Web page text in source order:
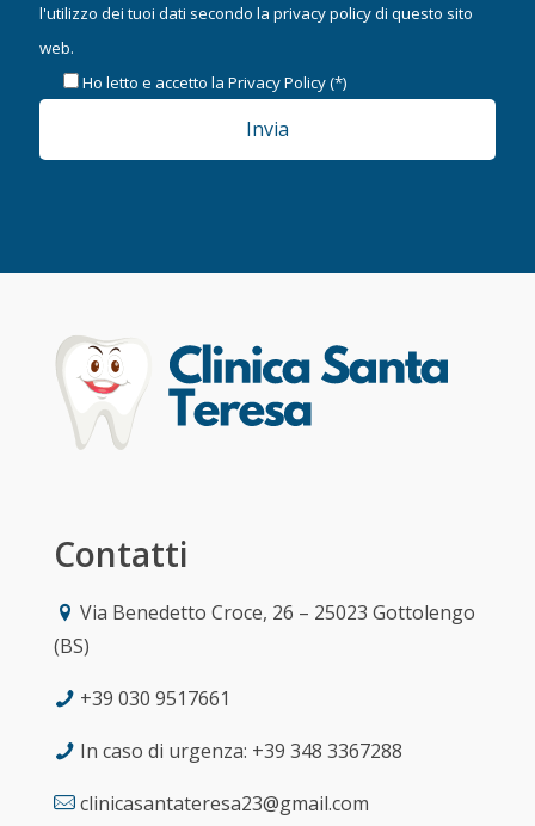
l'utilizzo dei tuoi dati secondo la privacy policydi questo sito
web.
Ho letto e accetto la Privacy Policy(*)
Contatti
Via Benedetto Croce, 26 – 25023 Gottolengo
(BS)
+39 030 9517661
In caso di urgenza: +39 348 3367288
clinicasantateresa23@gmail.com